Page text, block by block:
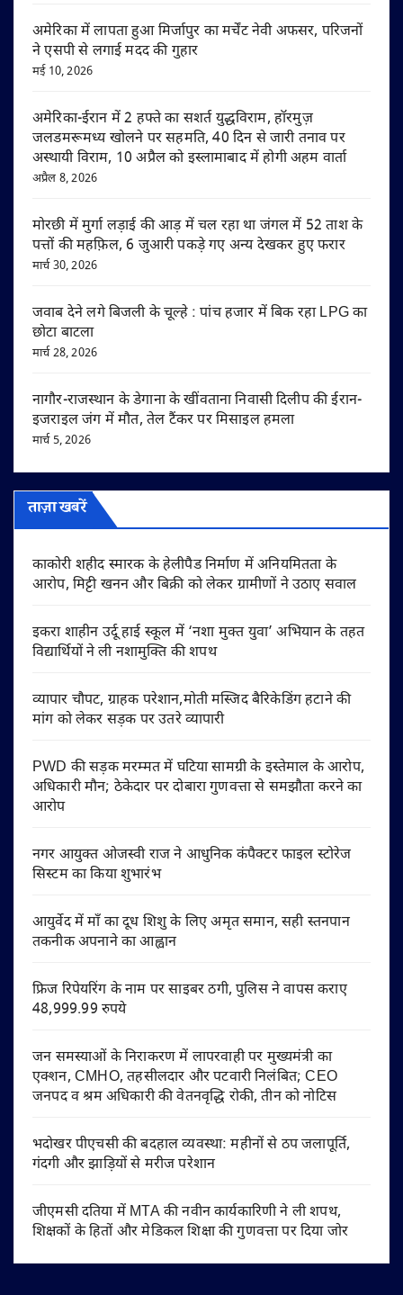
अमेरिका में लापता हुआ मिर्जापुर का मर्चेंट नेवी अफसर, परिजनों
ने एसपी से लगाई मदद की गुहार
मई 10, 2026
अमेरिका-ईरान में 2 हफ्ते का सशर्त युद्धविराम, हॉरमुज़
जलडमरूमध्य खोलने पर सहमति, 40 दिन से जारी तनाव पर
अस्थायी विराम, 10 अप्रैल को इस्लामाबाद में होगी अहम वार्ता
अप्रैल 8, 2026
मोरछी में मुर्गा लड़ाई की आड़ में चल रहा था जंगल में 52 ताश के
पत्तों की महफ़िल, 6 जुआरी पकड़े गए अन्य देखकर हुए फरार
मार्च 30, 2026
जवाब देने लगे बिजली के चूल्हे : पांच हजार में बिक रहा LPG का
छोटा बाटला
मार्च 28, 2026
नागौर-राजस्थान के डेगाना के खींवताना निवासी दिलीप की ईरान-
इजराइल जंग में मौत, तेल टैंकर पर मिसाइल हमला
मार्च 5, 2026
ताज़ा खबरें
काकोरी शहीद स्मारक के हेलीपैड निर्माण में अनियमितता के
आरोप, मिट्टी खनन और बिक्री को लेकर ग्रामीणों ने उठाए सवाल
इकरा शाहीन उर्दू हाई स्कूल में ‘नशा मुक्त युवा’ अभियान के तहत
विद्यार्थियों ने ली नशामुक्ति की शपथ
व्यापार चौपट, ग्राहक परेशान,मोती मस्जिद बैरिकेडिंग हटाने की
मांग को लेकर सड़क पर उतरे व्यापारी
PWD की सड़क मरम्मत में घटिया सामग्री के इस्तेमाल के आरोप,
अधिकारी मौन; ठेकेदार पर दोबारा गुणवत्ता से समझौता करने का
आरोप
नगर आयुक्त ओजस्वी राज ने आधुनिक कंपैक्टर फाइल स्टोरेज
सिस्टम का किया शुभारंभ
आयुर्वेद में माँ का दूध शिशु के लिए अमृत समान, सही स्तनपान
तकनीक अपनाने का आह्वान
फ्रिज रिपेयरिंग के नाम पर साइबर ठगी, पुलिस ने वापस कराए
48,999.99 रुपये
जन समस्याओं के निराकरण में लापरवाही पर मुख्यमंत्री का
एक्शन, CMHO, तहसीलदार और पटवारी निलंबित; CEO
जनपद व श्रम अधिकारी की वेतनवृद्धि रोकी, तीन को नोटिस
भदोखर पीएचसी की बदहाल व्यवस्था: महीनों से ठप जलापूर्ति,
गंदगी और झाड़ियों से मरीज परेशान
जीएमसी दतिया में MTA की नवीन कार्यकारिणी ने ली शपथ,
शिक्षकों के हितों और मेडिकल शिक्षा की गुणवत्ता पर दिया जोर